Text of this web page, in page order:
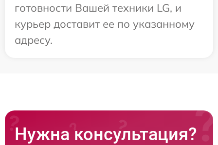
готовности Вашей техники LG, и
курьер доставит ее по указанному
адресу.
Нужна консультация?